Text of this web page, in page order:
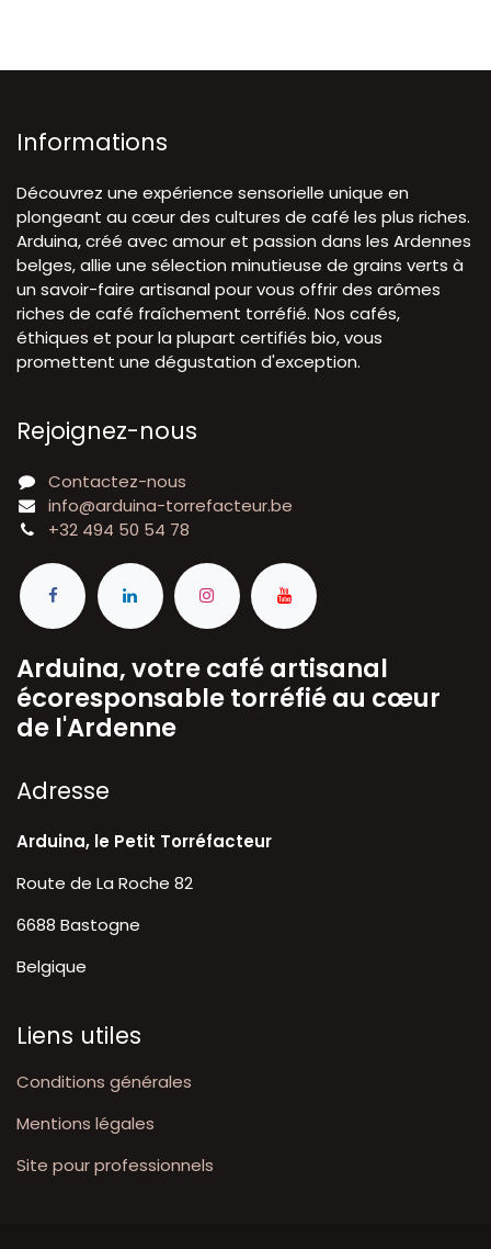
Informations
Découvrez une expérience sensorielle unique en
plongeant au cœur des cultures de café les plus riches.
Arduina, créé avec amour et passion dans les Ardennes
belges, allie une sélection minutieuse de grains verts à
un savoir-faire artisanal pour vous offrir des arômes
riches de café fraîchement torréfié. Nos cafés,
éthiques et pour la plupart certifiés bio, vous
promettent une dégustation d'exception.
Rejoignez-nous
Contactez-nous
info@arduina-torrefacteur.be
+32 494 50 54 78
Arduina, votre café artisanal
écoresponsable torréfié au cœur
de l'Ardenne
A​dresse
Arduina, le Petit Torréfacteur
Route de La Roche 82
6688 Bastogne
Belgique
Liens utiles
Conditions générales
Mentions légales
Site pour professionnels